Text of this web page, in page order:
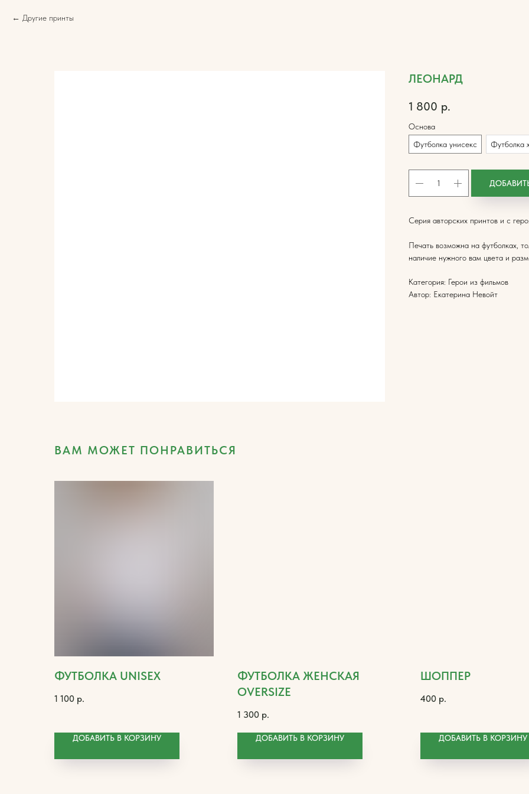
Другие принты
ЛЕОНАРД
1 800 р.
Основа
Футболка унисекс
Футболка
Серия авторских принтов и с
Печать возможна на футболках,
наличие нужного вам цвета и
Категория: Герои из фильмов
Автор: Екатерина Невойт
ВАМ МОЖЕТ ПОНРАВИТЬСЯ
ФУТБОЛКА UNISEX
1 100 р.
ДОБАВИТЬ В КОРЗИНУ
ФУТБОЛКА ЖЕНСКАЯ
OVERSIZE
1 300 р.
ДОБАВИТЬ В КОРЗИНУ
ШОППЕР
400 р.
ДОБАВИТЬ В КОРЗИНУ